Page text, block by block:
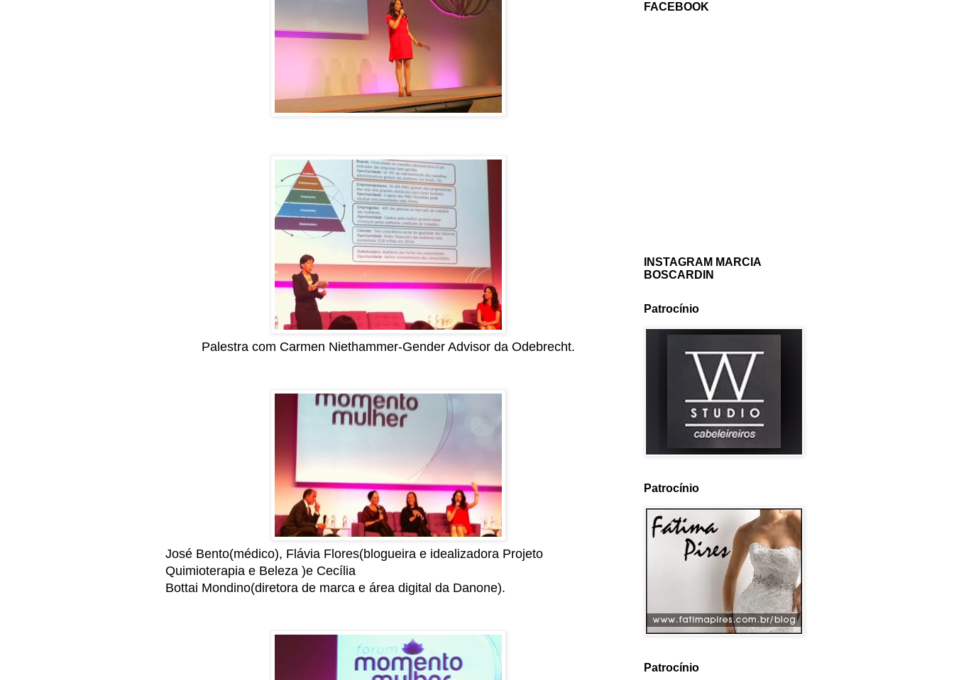
Palestra com Carmen Niethammer-Gender Advisor da Odebrecht.
José Bento(médico), Flávia Flores(blogueira e idealizadora Projeto
Quimioterapia e Beleza )e Cecília
Bottai Mondino(diretora de marca e área digital da Danone).
FACEBOOK
INSTAGRAM MARCIA
BOSCARDIN
Patrocínio
Patrocínio
Patrocínio